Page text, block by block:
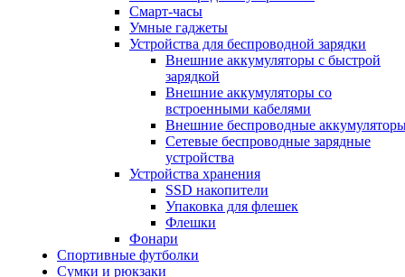
Смарт-часы
Умные гаджеты
Устройства для беспроводной зарядки
Внешние аккумуляторы с быстрой
зарядкой
Внешние аккумуляторы со
встроенными кабелями
Внешние беспроводные
Сетевые беспроводные зарядные
устройства
Устройства хранения
SSD накопители
Упаковка для флешек
Флешки
Фонари
Спортивные футболки
Сумки и рюкзаки